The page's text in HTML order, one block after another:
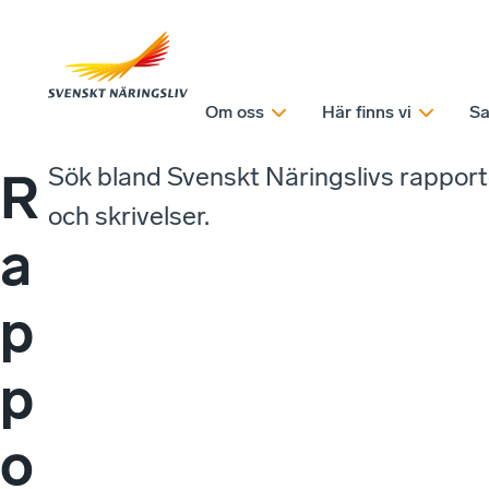
Om oss Här finns vi
R
a
p
p
o
Sök bland Svenskt Näringslivs
och skrivelser.